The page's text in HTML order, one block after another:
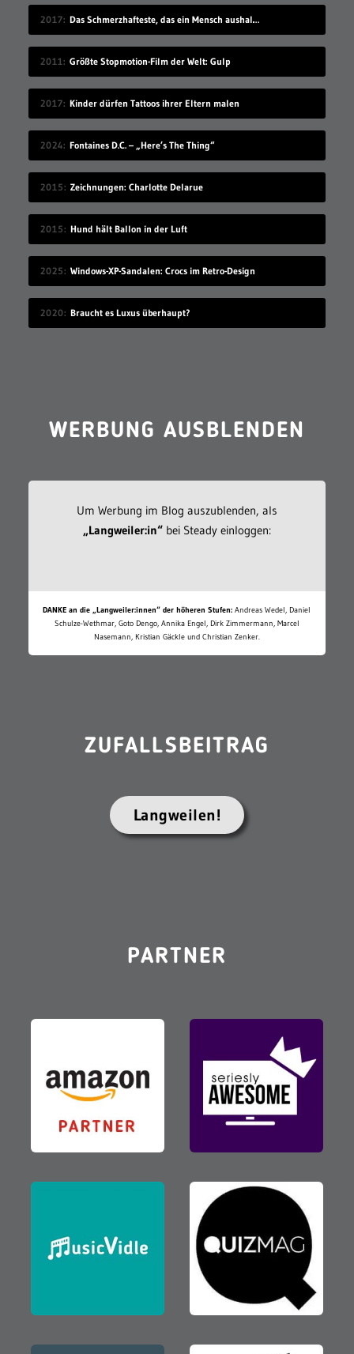
2017 Das Schmerzhafteste, das ein Mensch aushalten kann
2011 Größte Stopmotion-Film der Welt: Gulp
2017 Kinder dürfen Tattoos ihrer Eltern malen
2024 Fontaines D.C. – „Here’s The Thing“
2015 Zeichnungen: Charlotte Delarue
2015 Hund hält Ballon in der Luft
2025 Windows-XP-Sandalen: Crocs im Retro-Design
2020 Braucht es Luxus überhaupt?
WERBUNG AUSBLENDEN
Um Werbung im Blog auszublenden, als
„Langweiler:in“bei Steady einloggen:
DANKE an die „Langweiler:innen“ der höheren Stufen: Andreas Wedel, Daniel
Schulze-Wethmar, Goto Dengo, Annika Engel, Dirk Zimmermann, Marcel
Nasemann, Kristian Gäckle und Christian Zenker.
ZUFALLSBEITRAG
Langweilen!
PARTNER